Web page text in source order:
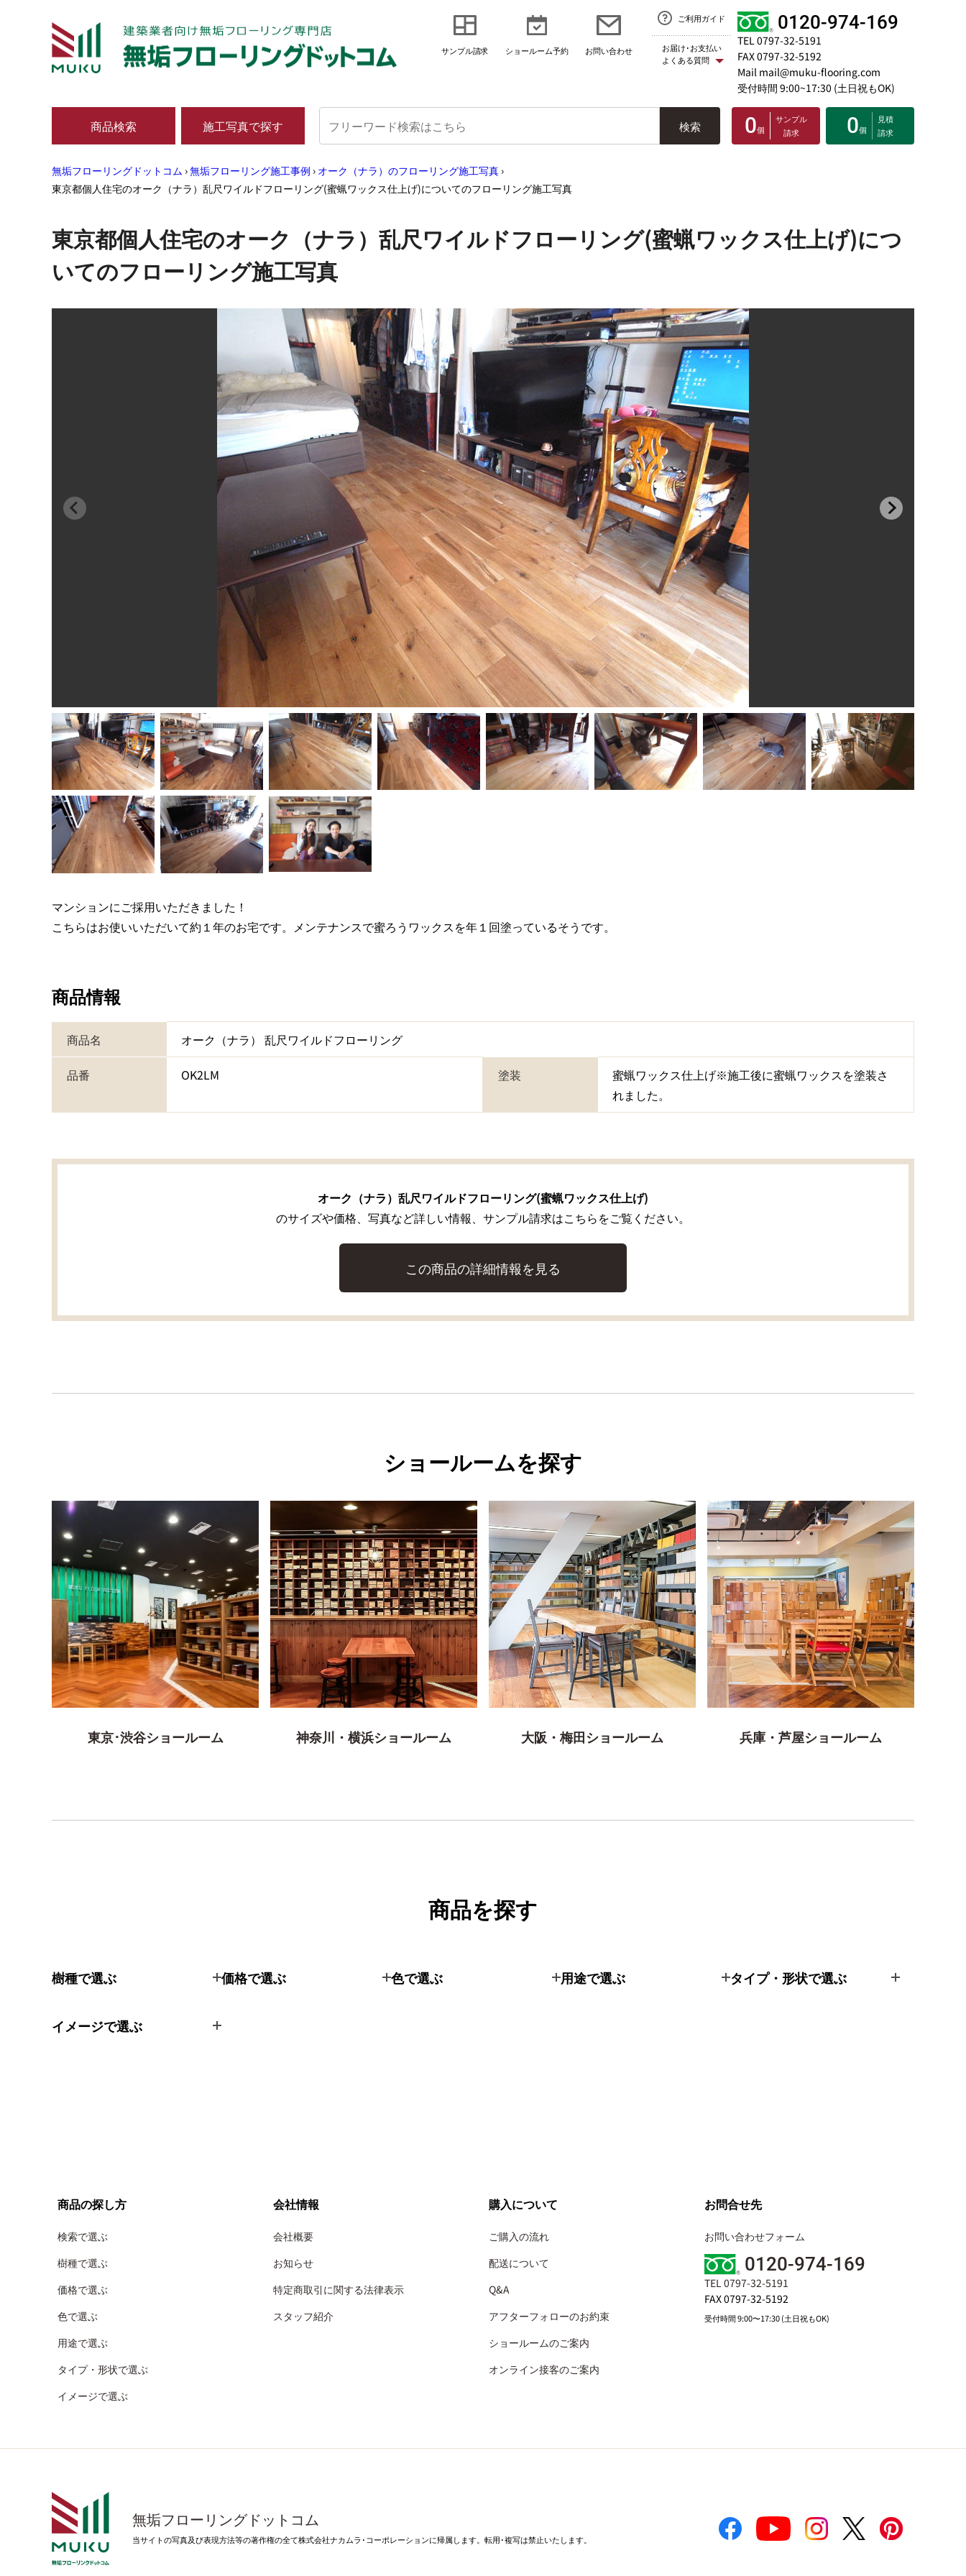
サンプル請求 ショールーム予約 お問い合わせ
ご利用ガイド
お届け･お支払い
よくある質問
0120-974-169
TEL 0797-32-5191
FAX 0797-32-5192
Mail mail@muku-flooring.com
受付時間 9:00~17:30 (土日祝もOK)
商品検索 施工写真で探す 検索 0個
サンプル
請求
0個
見積
請求
無垢フローリングドットコム ›無垢フローリング施工事例 › オーク（ナラ）のフローリング施工写真 ›
東京都個人住宅のオーク（ナラ）乱尺ワイルドフローリング(蜜蝋ワックス仕上げ)についてのフローリング施工写真
東京都個人住宅のオーク（ナラ）乱尺ワイルドフローリング(蜜蝋ワックス仕上げ)につ
いてのフローリング施工写真
マンションにご採用いただきました！
こちらはお使いいただいて約１年のお宅です。メンテナンスで蜜ろうワックスを年１回塗っているそうです。
商品情報
商品名 オーク（ナラ） 乱尺ワイルドフローリング
品番 OK2LM 塗装
蜜蝋ワックス仕上げ※施工後に蜜蝋ワックスを塗装さ
れました。
オーク（ナラ）乱尺ワイルドフローリング(蜜蝋ワックス仕上げ)
のサイズや価格、写真など詳しい情報、サンプル請求はこちらをご覧ください。
この商品の詳細情報を見る
ショールームを探す
東京･渋谷ショールーム 神奈川・横浜ショールーム 大阪・梅田ショールーム 兵庫・芦屋ショールーム
商品を探す
樹種で選ぶ 価格で選ぶ 色で選ぶ 用途で選ぶ タイプ・形状で選ぶ
イメージで選ぶ
商品の探し方
検索で選ぶ
樹種で選ぶ
価格で選ぶ
色で選ぶ
用途で選ぶ
タイプ・形状で選ぶ
イメージで選ぶ
会社情報
会社概要
お知らせ
特定商取引に関する法律表示
スタッフ紹介
購入について
ご購入の流れ
配送について
Q&A
アフターフォローのお約束
ショールームのご案内
オンライン接客のご案内
お問合せ先
お問い合わせフォーム
0120-974-169
TEL 0797-32-5191
FAX 0797-32-5192
受付時間 9:00〜17:30 (土日祝もOK)
無垢フローリングドットコム
当サイトの写真及び表現方法等の著作権の全て株式会社ナカムラ･コーポレーションに帰属します。転用･複写は禁止いたします。